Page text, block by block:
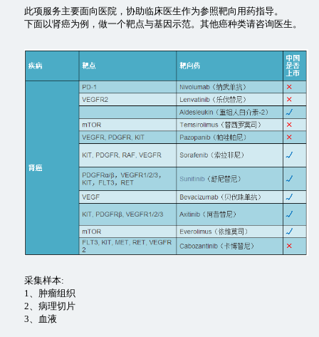
此项服务主要面向医院，协助临床医生作为参照靶向用药指导。
下面以肾癌为例，做一个靶点与基因示范。其他癌种类请咨询医生。
采集样本:
1、肿瘤组织
2、病理切片
3、血液